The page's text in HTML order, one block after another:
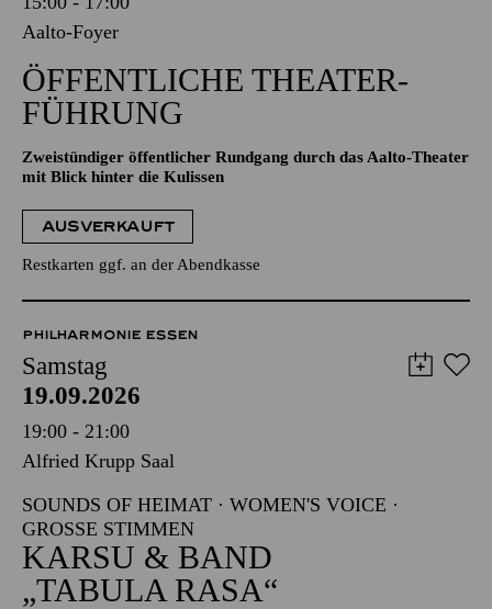
Aalto-Foyer
ÖFFENTLICHE THEATER­
FÜHRUNG
Zweistündiger öffentlicher Rundgang durch das Aalto-Theater
mit Blick hinter die Kulissen
AUSVERKAUFT
Restkarten ggf. an der Abendkasse
PHILHARMONIE ESSEN
Samstag
19.09.2026
19:00 - 21:00
Alfried Krupp Saal
SOUNDS OF HEIMAT · WOMEN'S VOICE ·
GROSSE STIMMEN
KARSU & BAND
„TABULA RASA“